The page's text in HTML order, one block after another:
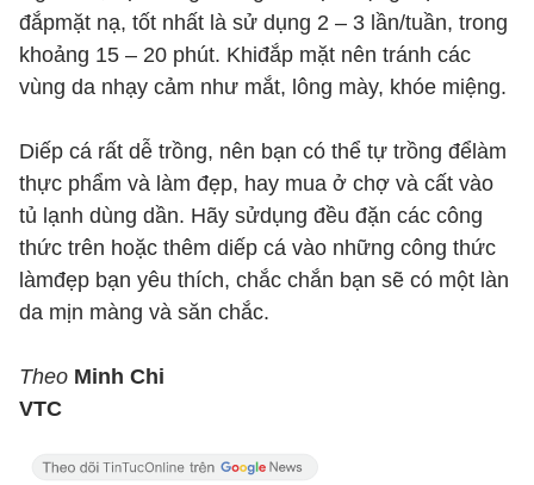
đắpmặt nạ, tốt nhất là sử dụng 2 – 3 lần/tuần, trong
khoảng 15 – 20 phút. Khiđắp mặt nên tránh các
vùng da nhạy cảm như mắt, lông mày, khóe miệng.
Diếp cá rất dễ trồng, nên bạn có thể tự trồng đểlàm
thực phẩm và làm đẹp, hay mua ở chợ và cất vào
tủ lạnh dùng dần. Hãy sửdụng đều đặn các công
thức trên hoặc thêm diếp cá vào những công thức
làmđẹp bạn yêu thích, chắc chắn bạn sẽ có một làn
da mịn màng và săn chắc.
Theo Minh Chi
VTC